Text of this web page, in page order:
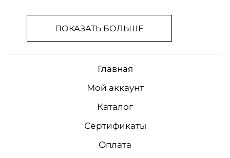
ПОКАЗАТЬ БОЛЬШЕ
Главная
Мой аккаунт
Каталог
Сертификаты
Оплата